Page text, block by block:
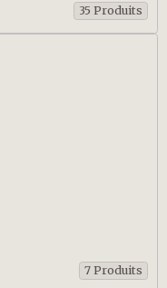
35 Produits
7 Produits